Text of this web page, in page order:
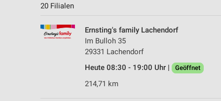
20 Filialen
Ernsting's family Lachendorf
Im Bulloh 35
29331 Lachendorf
Heute 08:30 - 19:00 Uhr |
Geöffnet
214,71 km